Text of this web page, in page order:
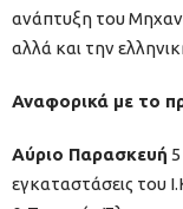
ανάπτυξη του
αλλά και την
Αναφορικά με το
Αύριο Παρασκευή
εγκαταστάσεις του